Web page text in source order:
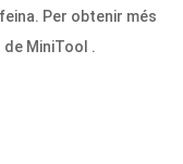
Per obtenir més
MiniTool .